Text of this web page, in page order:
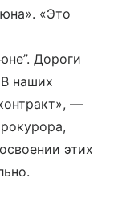
«Это
Дороги
наших
—
этих